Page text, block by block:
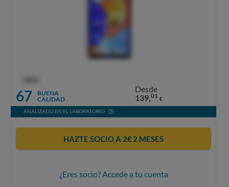
67
BUENA
CALIDAD
Desde
139,01 €
ANALIZADO EN EL LABORATORIO
HAZTE SOCIO A 2€ 2 MESES
¿Eres socio? Accede a tu cuenta